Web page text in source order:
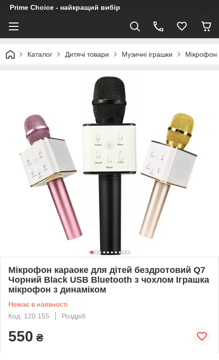
Prime Choice - найкращий вибір
Каталог Дитячі товари Музичні іграшки Мікрофон
Мікрофон караоке для дітей бездротовий Q7
Чорний Black USB Bluetooth з чохлом Іграшка
мікрофон з динаміком
Немає в наявності
Код: 120.155
Роздріб
550 ₴